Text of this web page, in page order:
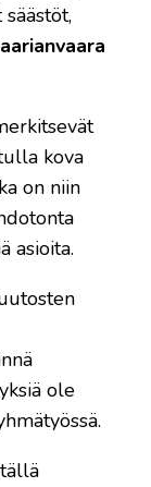
kova
on niin
asioita.
ole